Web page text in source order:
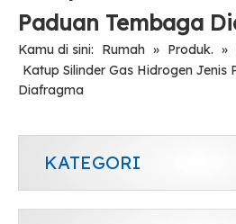
Paduan Tembaga
Kamu di sini: Rumah » Produk. »
Katup Silinder Gas Hidrogen Jenis
Diafragma
KATEGORI